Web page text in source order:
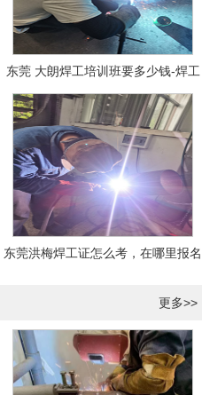
东莞 大朗焊工培训班要多少钱-焊工
报名
东莞洪梅焊工证怎么考，在哪里报名
更多>>